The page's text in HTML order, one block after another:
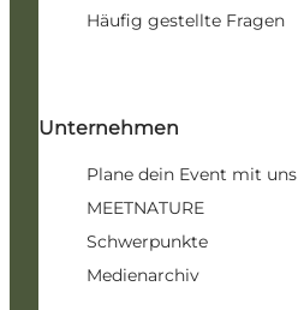
Häufig gestellte Fragen
Unternehmen
Plane dein Event mit uns
MEETNATURE
Schwerpunkte
Medienarchiv